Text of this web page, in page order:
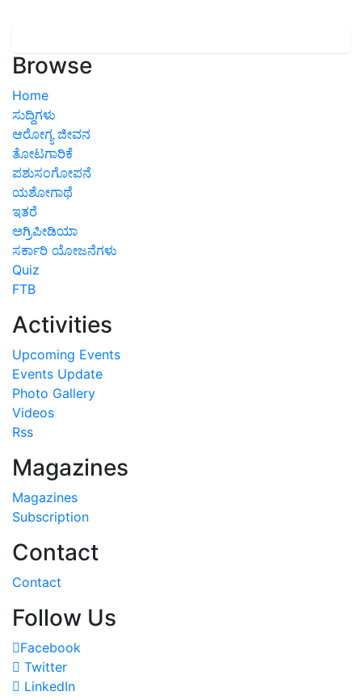
Home
ಸುದ್ದಿಗಳು
ಆರೋಗ್ಯ ಜೀವನ
ತೋಟಗಾರಿಕೆ
ಪಶುಸಂಗೋಪನೆ
ಯಶೋಗಾಥೆ
ಇತರೆ
ಅಗ್ರಿಪೀಡಿಯಾ
ಸರ್ಕಾರಿ ಯೋಜನೆಗಳು
Quiz
FTB
Upcoming Events
Events Update
Photo Gallery
Videos
Rss
Magazines
Subscription
Contact
Contact
Facebook
Twitter
LinkedIn
Instagram